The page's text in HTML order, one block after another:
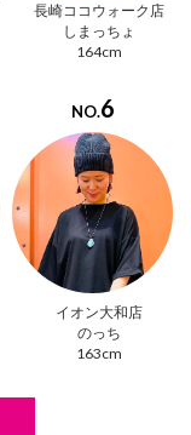
長崎ココウォーク店
しまっちょ
164cm
NO.6
イオン大和店
のっち
163cm